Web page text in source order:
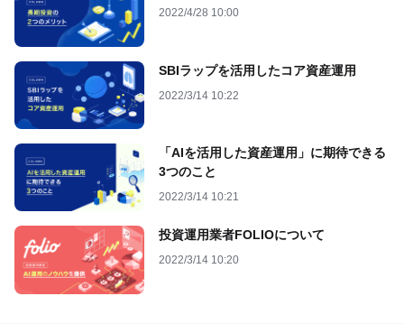
2022/4/28 10:00
SBIラップを活用したコア資産運用
2022/3/14 10:22
「AIを活用した資産運用」に期待できる
3つのこと
2022/3/14 10:21
投資運用業者FOLIOについて
2022/3/14 10:20